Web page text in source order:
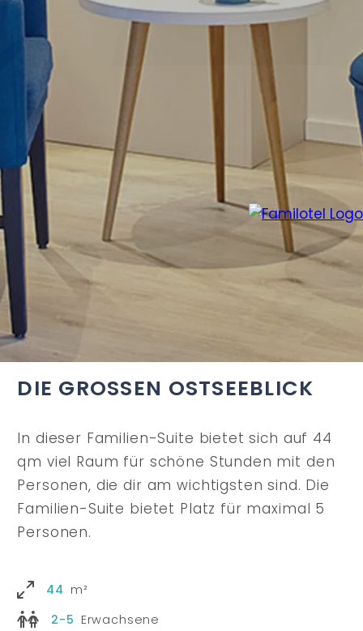
DIE GROSSEN OSTSEEBLICK
In dieser Familien-Suite bietet sich auf 44
qm viel Raum für schöne Stunden mit den
Personen, die dir am wichtigsten sind. Die
Familien-Suite bietet Platz für maximal 5
Personen.
2-5 Erwachsene
44 m²